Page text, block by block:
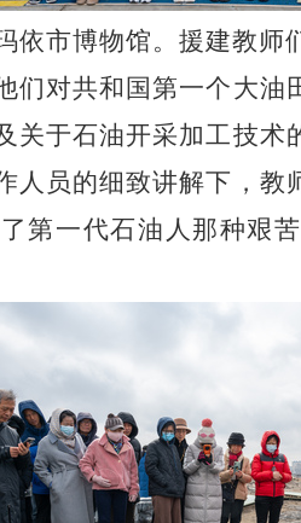
依市博物馆。援建教师
们对共和国第一个大油
关于石油开采加工技术
人员的细致讲解下，教
第一代石油人那种艰